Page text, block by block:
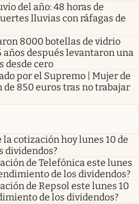
del año: 48 horas de
lluvias con ráfagas de
8000 botellas de vidrio
años después levantaron una
desde cero
por el Supremo | Mujer de
de 850 euros tras no trabajar
cotización hoy lunes 10 de
dividendos?
de Telefónica este lunes
de los dividendos?
de Repsol este lunes 10
de los dividendos?